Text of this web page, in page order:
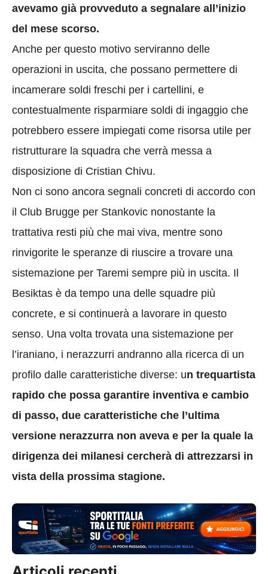
avevamo già provveduto a segnalare all’inizio
del mese scorso.
Anche per questo motivo serviranno delle
operazioni in uscita, che possano permettere di
incamerare soldi freschi per i cartellini, e
contestualmente risparmiare soldi di ingaggio che
potrebbero essere impiegati come risorsa utile per
ristrutturare la squadra che verrà messa a
disposizione di Cristian Chivu.
Non ci sono ancora segnali concreti di accordo con
il Club Brugge per Stankovic nonostante la
trattativa resti più che mai viva, mentre sono
rinvigorite le speranze di riuscire a trovare una
sistemazione per Taremi sempre più in uscita. Il
Besiktas è da tempo una delle squadre più
concrete, e si continuerà a lavorare in questo
senso. Una volta trovata una sistemazione per
l’iraniano, i nerazzurri andranno alla ricerca di un
profilo dalle caratteristiche diverse: un trequartista
rapido che possa garantire inventiva e cambio
di passo, due caratteristiche che l’ultima
versione nerazzurra non aveva e per la quale la
dirigenza dei milanesi cercherà di attrezzarsi in
vista della prossima stagione.